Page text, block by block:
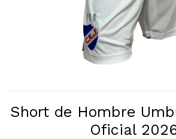
Short de Hombre
Oficial